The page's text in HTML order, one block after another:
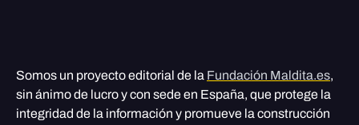
Somos un proyecto editorial de la Fundación Maldita.es,
sin ánimo de lucro y con sede en España, que protege la
integridad de la información y promueve la construcción